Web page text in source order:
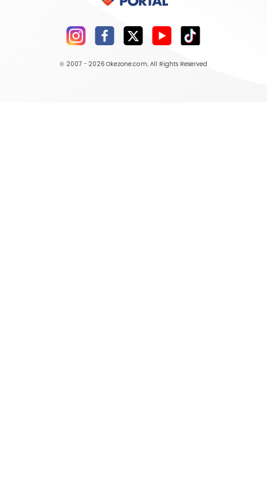
© 2007 - 2026 Okezone.com, All Rights Reserved